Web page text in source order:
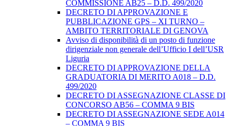
COMMISSIONE AB25 – D.D. 499/2020
DECRETO DI APPROVAZIONE E
PUBBLICAZIONE GPS – XI TURNO –
AMBITO TERRITORIALE DI GENOVA
Avviso di disponibilità di un posto di funzione
dirigenziale non generale dell’Ufficio I dell’USR
Liguria
DECRETO DI APPROVAZIONE DELLA
GRADUATORIA DI MERITO A018 – D.D.
499/2020
DECRETO DI ASSEGNAZIONE CLASSE DI
CONCORSO AB56 – COMMA 9 BIS
DECRETO DI ASSEGNAZIONE SEDE A014
– COMMA 9 BIS